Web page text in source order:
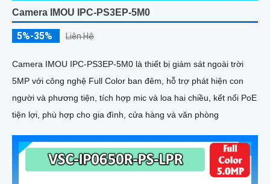
Camera IMOU IPC-PS3EP-5M0
5%-35% Liên Hệ
Camera IMOU IPC-PS3EP-5M0 là thiết bị giám sát ngoài trời
5MP với công nghệ Full Color ban đêm, hỗ trợ phát hiện con
người và phương tiện, tích hợp mic và loa hai chiều, kết nối PoE
tiện lợi, phù hợp cho gia đình, cửa hàng và văn phòng